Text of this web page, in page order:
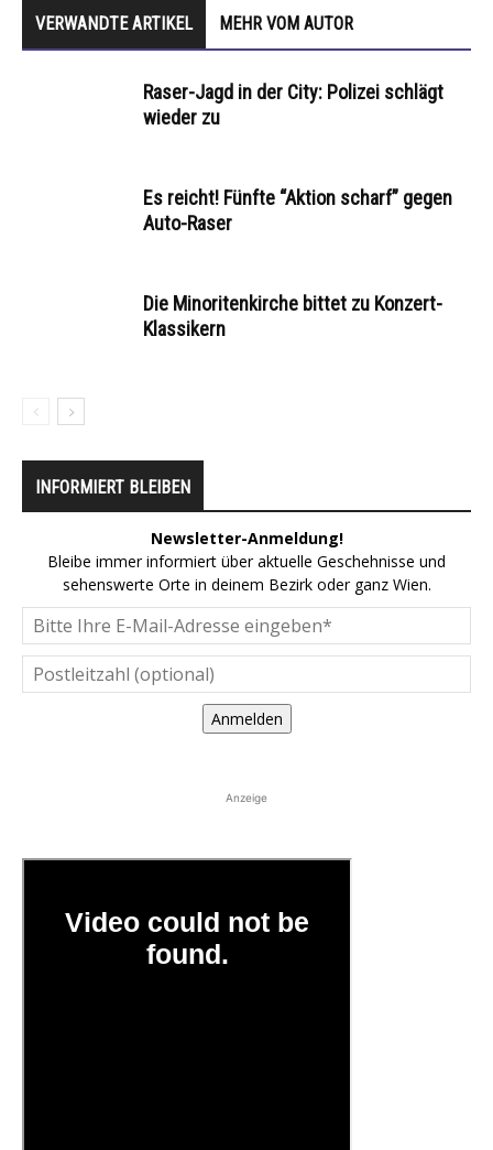
VERWANDTE ARTIKEL MEHR VOM AUTOR
Raser-Jagd in der City: Polizei schlägt
wieder zu
Es reicht! Fünfte “Aktion scharf” gegen
Auto-Raser
Die Minoritenkirche bittet zu Konzert-
Klassikern
INFORMIERT BLEIBEN
Newsletter-Anmeldung!
Bleibe immer informiert über aktuelle Geschehnisse und
sehenswerte Orte in deinem Bezirk oder ganz Wien.
Anmelden
Anzeige